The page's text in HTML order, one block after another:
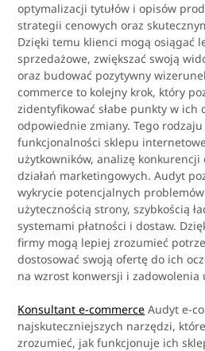
optymalizacji tytułów i opisów
strategii cenowych oraz
Dzięki temu klienci mogą osiągać
sprzedażowe, zwiększać swoją
oraz budować pozytywny
commerce to kolejny krok, który
zidentyfikować słabe punkty w ich
odpowiednie zmiany. Tego
funkcjonalności sklepu
użytkowników, analizę konkurencji
działań marketingowych. Audyt
wykrycie potencjalnych
użytecznością strony, szybkością
systemami płatności i dostaw.
firmy mogą lepiej zrozumieć
dostosować swoją ofertę do ich
na wzrost konwersji i zadowolenia
Konsultant e-commerce Audyt e-
najskuteczniejszych narzędzi,
zrozumieć, jak funkcjonuje ich